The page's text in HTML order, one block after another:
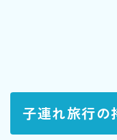
子連れ旅行の